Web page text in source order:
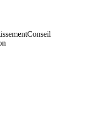
Conseil